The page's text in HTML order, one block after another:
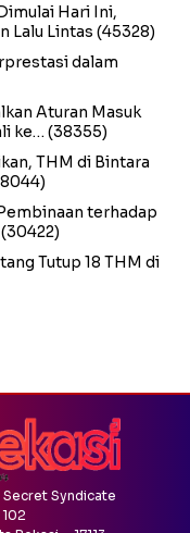
Hari Ini,
Lalu Lintas (45328)
dalam
Aturan Masuk
ke… (38355)
THM di Bintara
terhadap
(30422)
Tutup 18 THM di
Secret Syndicate